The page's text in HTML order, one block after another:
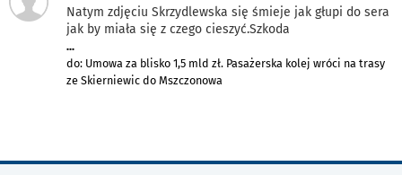
Natym zdjęciu Skrzydlewska się śmieje jak głupi do sera
jak by miała się z czego cieszyć.Szkoda
...
do: Umowa za blisko 1,5 mld zł. Pasażerska kolej wróci na trasy
ze Skierniewic do Mszczonowa